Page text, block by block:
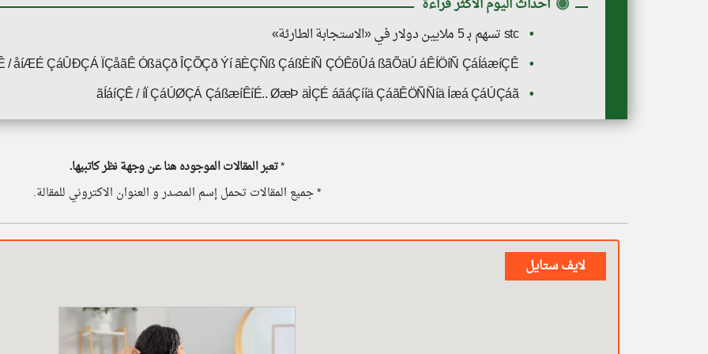
أحداث اليوم الأكثر قراءة
stc تسهم بـ 5 ملايين دولار في «الاستجابة الطارئة»
/ åíÆÉ ÇáÛÐÇÁ ÏÇåãÊ ÓßäÇð ÎÇÕÇð Ýí ãÈÇÑß ÇáßÈíÑ ÇÓÊõÛá ßãÕäÚ áÊÍÖíÑ ÇáÍáæíÇÊ
ãÍáíÇÊ / íÏ ÇáÚØÇÁ ÇáßæíÊíÉ.. ØæÞ äÌÇÉ áãáÇííä ÇáãÊÖÑÑíä Íæá ÇáÚÇáã
*تعبر المقالات الموجوده هنا عن وجهة نظر كاتبيها.
* جميع المقالات تحمل إسم المصدر و العنوان الاكتروني للمقالة.
لايف ستايل